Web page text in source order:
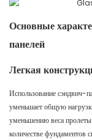
Основные
панелей
Легкая
Использование сэндвич-
уменьшает общую
уменьшению веса пролеты
количестве фундаментов